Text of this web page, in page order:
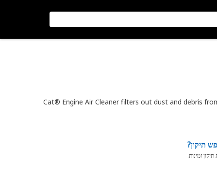
Cat® Engine Air Cleaner filters out dust and debris
תיקון?
זמינות.